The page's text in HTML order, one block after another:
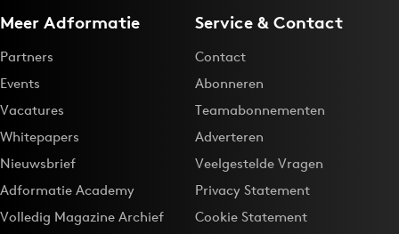
Meer Adformatie
Partners
Events
Vacatures
Whitepapers
Nieuwsbrief
Adformatie Academy
Volledig Magazine Archief
Service & Contact
Contact
Abonneren
Teamabonnementen
Adverteren
Veelgestelde Vragen
Privacy Statement
Cookie Statement